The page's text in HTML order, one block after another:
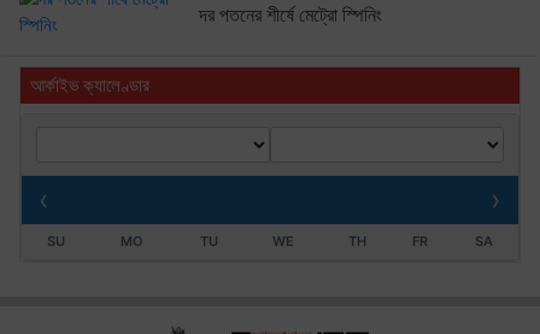
দর পতনের শীর্ষে মেট্রো স্পিনিং
আর্কাইভ ক্যালেণ্ডার
‹ ›
SU MO TU WE TH FR SA